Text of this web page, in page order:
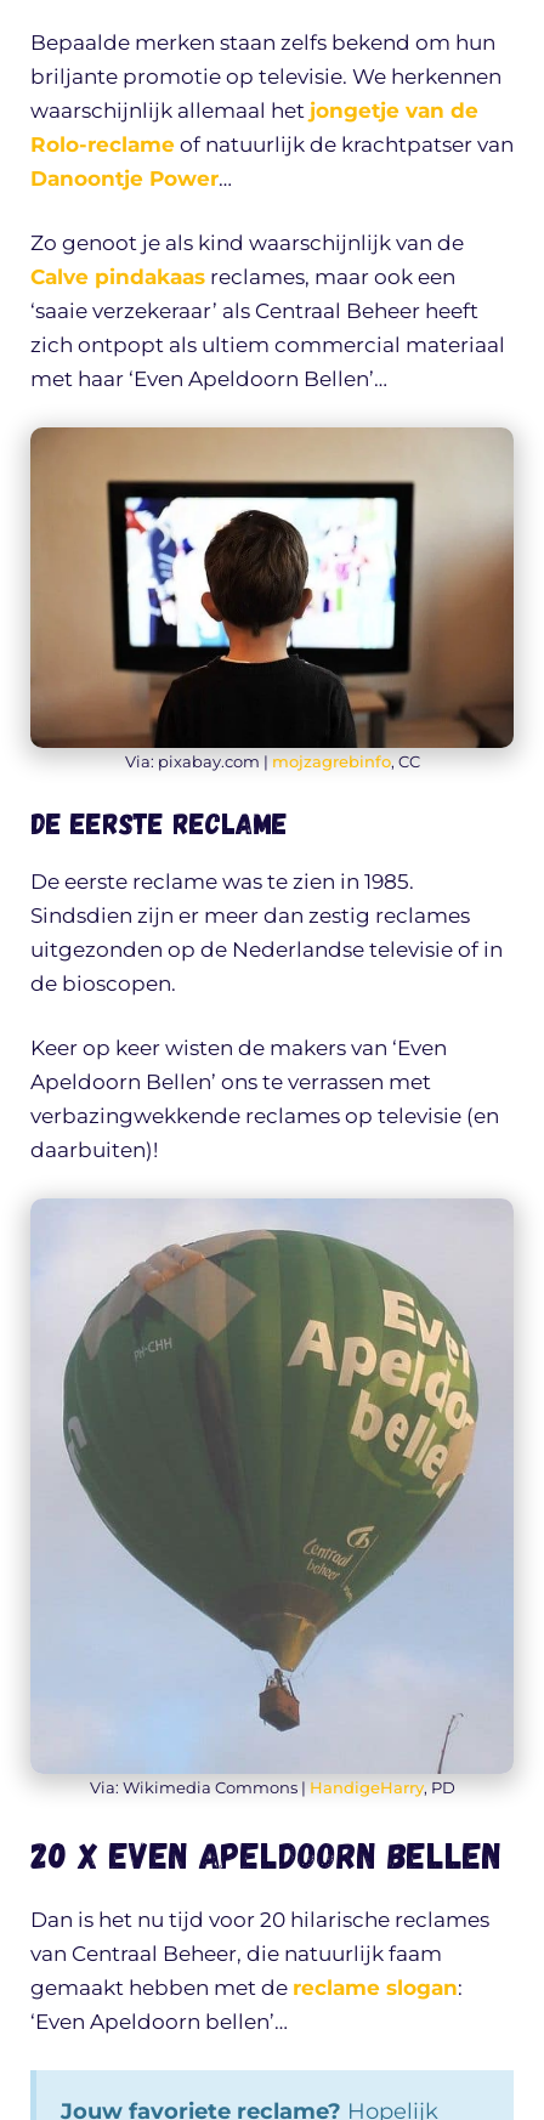
Bepaalde merken staan zelfs bekend om hun
briljante promotie op televisie. We herkennen
waarschijnlijk allemaal het jongetje van de
Rolo-reclame of natuurlijk de krachtpatser van
Danoontje Power…
Zo genoot je als kind waarschijnlijk van de
Calve pindakaas reclames, maar ook een
‘saaie verzekeraar’ als Centraal Beheer heeft
zich ontpopt als ultiem commercial materiaal
met haar ‘Even Apeldoorn Bellen’…
Via: pixabay.com | mojzagrebinfo, CC
De eerste reclame
De eerste reclame was te zien in 1985.
Sindsdien zijn er meer dan zestig reclames
uitgezonden op de Nederlandse televisie of in
de bioscopen.
Keer op keer wisten de makers van ‘Even
Apeldoorn Bellen’ ons te verrassen met
verbazingwekkende reclames op televisie (en
daarbuiten)!
Via: Wikimedia Commons | HandigeHarry, PD
20 X Even APeldoorn bellen
Dan is het nu tijd voor 20 hilarische reclames
van Centraal Beheer, die natuurlijk faam
gemaakt hebben met de reclame slogan:
‘Even Apeldoorn bellen’…
Jouw favoriete reclame? Hopelijk